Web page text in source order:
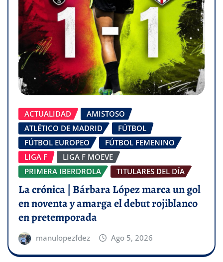
ACTUALIDAD
AMISTOSO
ATLÉTICO DE MADRID
FÚTBOL
FÚTBOL EUROPEO
FÚTBOL FEMENINO
LIGA F
LIGA F MOEVE
PRIMERA IBERDROLA
TITULARES DEL DÍA
La crónica | Bárbara López marca un gol
en noventa y amarga el debut rojiblanco
en pretemporada
manulopezfdez Ago 5, 2026